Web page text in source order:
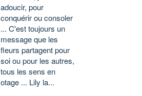
adoucir, pour
conquérir ou consoler
... C'est toujours un
message que les
fleurs partagent pour
soi ou pour les autres,
tous les sens en
otage ... Lily la...